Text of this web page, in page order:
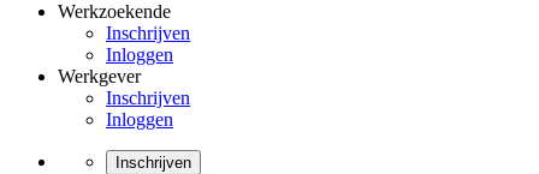
Werkzoekende
Inschrijven
Inloggen
Werkgever
Inschrijven
Inloggen
Inschrijven